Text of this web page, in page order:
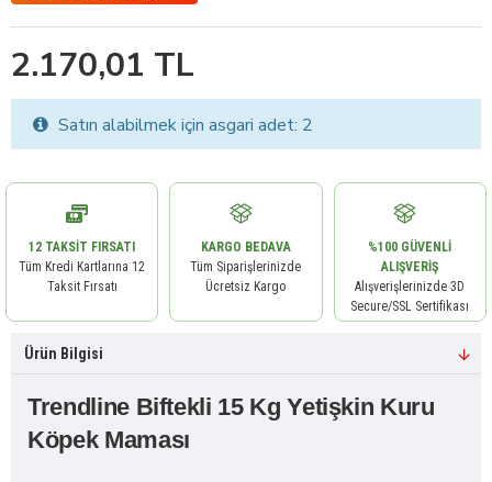
2.170,01 TL
Satın alabilmek için asgari adet: 2
12 TAKSIT FIRSATI
Tüm Kredi Kartlarına 12
Taksit Fırsatı
KARGO BEDAVA
Tüm Siparişlerinizde
Ücretsiz Kargo
%100 GÜVENLI
ALIŞVERIŞ
Alışverişlerinizde 3D
Secure/SSL Sertifikası
Ürün Bilgisi
Trendline Biftekli 15 Kg Yetişkin Kuru
Köpek Maması